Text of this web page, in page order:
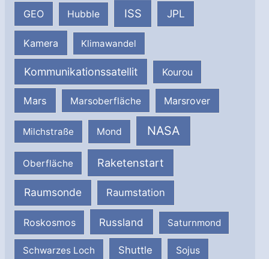
GEO Hubble ISS JPL
Kamera Klimawandel
Kommunikationssatellit Kourou
Mars Marsoberfläche Marsrover
Milchstraße Mond NASA
Oberfläche Raketenstart
Raumsonde Raumstation
Roskosmos Russland Saturnmond
Schwarzes Loch Shuttle Sojus